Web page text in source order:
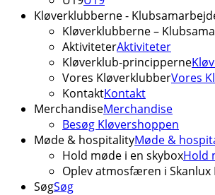
Kløverklubberne -
Kløverklubberne –
AktiviteterAktiviteter
Kløverklub-principperne
Vores KløverklubberVores
KontaktKontakt
MerchandiseMerchandise
Besøg Kløvershoppen
Møde & hospitalityMøde &
Hold møde i en skyboxHold
Oplev atmosfæren i Skanlux
SøgSøg